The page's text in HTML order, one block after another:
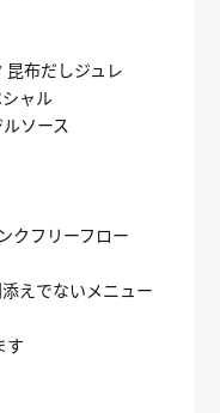
布だしジュレ
ャル
ソース
クフリーフロー
えでないメニュー
す